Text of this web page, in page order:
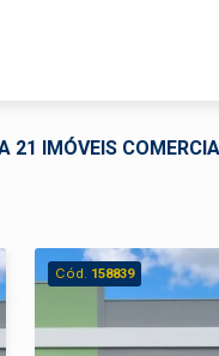
21 IMÓVEIS
Cód. 158839